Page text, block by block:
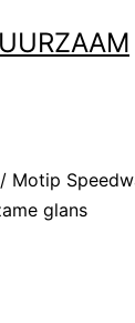
/ Motip
glans